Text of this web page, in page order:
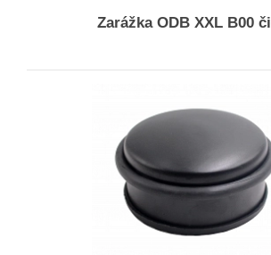
Zarážka ODB XXL B00